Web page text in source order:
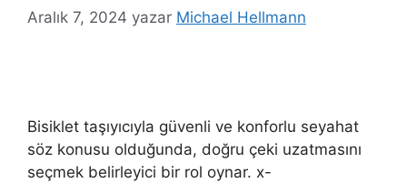
Aralık 7, 2024 yazar Michael Hellmann
Bisiklet taşıyıcıyla güvenli ve konforlu seyahat
söz konusu olduğunda, doğru çeki uzatmasını
seçmek belirleyici bir rol oynar. x-